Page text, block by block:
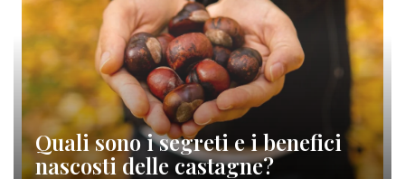
Quali sono i segreti e i benefici
nascosti delle castagne?